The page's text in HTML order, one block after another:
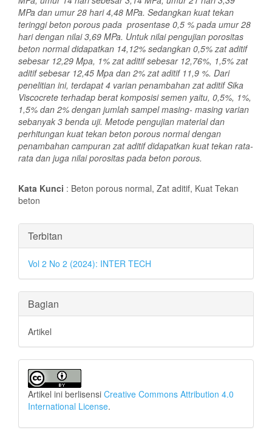
MPa dan umur 28 hari 4,48 MPa. Sedangkan kuat tekan
teringgi beton porous pada prosentase 0,5 % pada umur 28
hari dengan nilai 3,69 MPa. Untuk nilai pengujian porositas
beton normal didapatkan 14,12% sedangkan 0,5% zat aditif
sebesar 12,29 Mpa, 1% zat aditif sebesar 12,76%, 1,5% zat
aditif sebesar 12,45 Mpa dan 2% zat aditif 11,9 %. Dari
penelitian ini, terdapat 4 varian penambahan zat aditif Sika
Viscocrete terhadap berat komposisi semen yaitu, 0,5%, 1%,
1,5% dan 2% dengan jumlah sampel masing- masing varian
sebanyak 3 benda uji. Metode pengujian material dan
perhitungan kuat tekan beton porous normal dengan
penambahan campuran zat aditif didapatkan kuat tekan rata-
rata dan juga nilai porositas pada beton porous.
Kata Kunci : Beton porous normal, Zat aditif, Kuat Tekan
beton
Rincian
Artikel
Terbitan
Vol 2 No 2 (2024): INTER TECH
Bagian
Artikel
Artikel ini berlisensi Creative Commons Attribution 4.0
International License.